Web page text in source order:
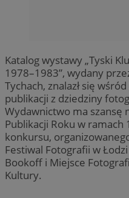
Katalog wystawy „Tyski
1978–1983”, wydany
Tychach, znalazł się
publikacji z dziedziny
Wydawnictwo ma szansę
Publikacji Roku w
konkursu,
Festiwal Fotografii w
Bookoff i Miejsce
Kultury.